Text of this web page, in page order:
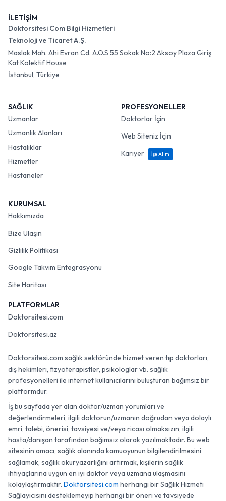
İLETİŞİM
Doktorsitesi Com Bilgi Hizmetleri
Teknoloji ve Ticaret A.Ş.
Maslak Mah. Ahi Evran Cd. A.O.S 55 Sokak No:2 Aksoy Plaza Giriş
Kat Kolektif House
İstanbul, Türkiye
SAĞLIK
Uzmanlar
Uzmanlık Alanları
Hastalıklar
Hizmetler
Hastaneler
PROFESYONELLER
Doktorlar İçin
Web Siteniz İçin
Kariyer
İşe Alım
KURUMSAL
Hakkımızda
Bize Ulaşın
Gizlilik Politikası
Google Takvim Entegrasyonu
Site Haritası
PLATFORMLAR
Doktorsitesi.com
Doktorsitesi.az
Doktorsitesi.com sağlık sektöründe hizmet veren tıp doktorları,
diş hekimleri, fizyoterapistler, psikologlar vb. sağlık
profesyonelleri ile internet kullanıcılarını buluşturan bağımsız bir
platformdur.
İş bu sayfada yer alan doktor/uzman yorumları ve
değerlendirmeleri, ilgili doktorun/uzmanın doğrudan veya dolaylı
emri, talebi, önerisi, tavsiyesi ve/veya ricası olmaksızın, ilgili
hasta/danışan tarafından bağımsız olarak yazılmaktadır. Bu web
sitesinin amacı, sağlık alanında kamuoyunun bilgilendirilmesini
sağlamak, sağlık okuryazarlığını artırmak, kişilerin sağlık
ihtiyaçlarına uygun en iyi doktor veya uzmana ulaşmasını
kolaylaştırmaktır. Doktorsitesi.com herhangi bir Sağlık Hizmeti
Sağlayıcısını desteklemeyip herhangi bir öneri ve tavsiyede